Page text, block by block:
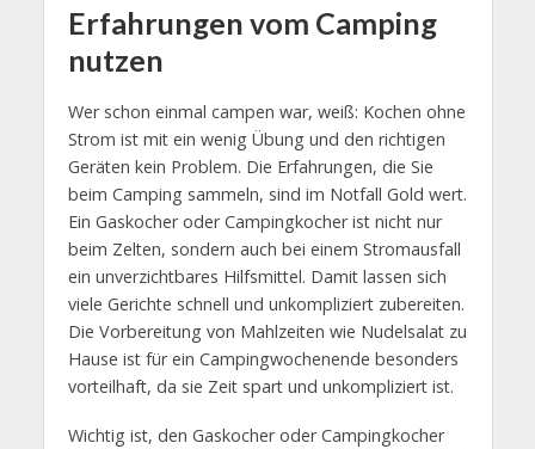
Erfahrungen vom Camping
nutzen
Wer schon einmal campen war, weiß: Kochen ohne
Strom ist mit ein wenig Übung und den richtigen
Geräten kein Problem. Die Erfahrungen, die Sie
beim Camping sammeln, sind im Notfall Gold wert.
Ein Gaskocher oder Campingkocher ist nicht nur
beim Zelten, sondern auch bei einem Stromausfall
ein unverzichtbares Hilfsmittel. Damit lassen sich
viele Gerichte schnell und unkompliziert zubereiten.
Die Vorbereitung von Mahlzeiten wie Nudelsalat zu
Hause ist für ein Campingwochenende besonders
vorteilhaft, da sie Zeit spart und unkompliziert ist.
Wichtig ist, den Gaskocher oder Campingkocher